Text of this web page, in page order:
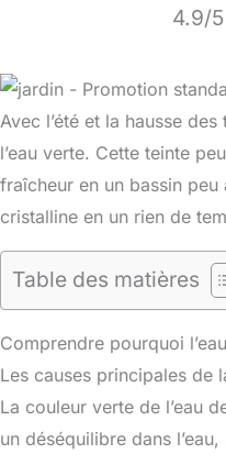
4.9/
Avec l’été et la hausse
l’eau verte. Cette teinte
fraîcheur en un bassin
cristalline en un rien de
Table des matières
Comprendre pourquoi
Les causes principales de
La couleur verte de l’eau
un déséquilibre dans